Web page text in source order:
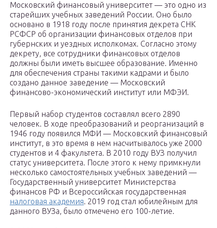
Московский финансовый университет — это одно из
старейших учебных заведений России. Оно было
основано в 1918 году после принятия декрета СНК
РСФСР об организации финансовых отделов при
губернских и уездных исполкомах. Согласно этому
декрету, все сотрудники финансовых отделов
должны были иметь высшее образование. Именно
для обеспечения страны такими кадрами и было
создано данное заведение — Московский
финансово-экономический институт или МФЭИ.
Первый набор студентов составлял всего 2890
человек. В ходе преобразований и реорганизаций в
1946 году появился МФИ — Московский финансовый
институт, в это время в нем насчитывалось уже 2000
студентов и 4 факультета. В 2010 году ВУЗ получил
статус университета. После этого к нему примкнули
несколько самостоятельных учебных заведений —
Государственный университет Министерства
финансов РФ и Всероссийская государственная
налоговая академия. 2019 год стал юбилейным для
данного ВУЗа, было отмечено его 100-летие.